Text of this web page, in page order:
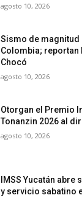
agosto 10, 2026
Sismo de magnitud
Colombia; reportan
Chocó
agosto 10, 2026
Otorgan el Premio
Tonanzin 2026 al
agosto 10, 2026
IMSS Yucatán
y servicio sabatino